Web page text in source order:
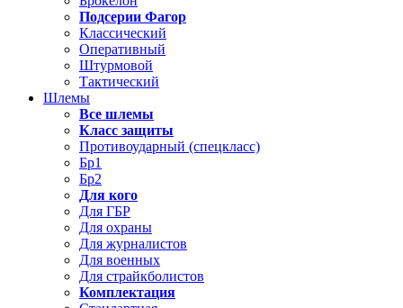
Подсерии Фагор
Классический
Оперативный
Штурмовой
Тактический
Шлемы
Все шлемы
Класс защиты
Противоударный (спецкласс)
Бр1
Бр2
Для кого
Для ГБР
Для охраны
Для журналистов
Для военных
Для страйкболистов
Комплектация